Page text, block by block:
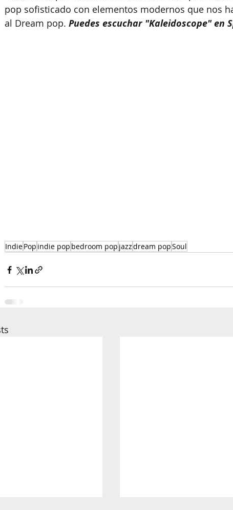
pop sofisticado con elementos modernos que nos
al Dream pop. Puedes escuchar "Kaleidoscope" en
IndiePop indie pop bedroom pop jazzdream popSoul